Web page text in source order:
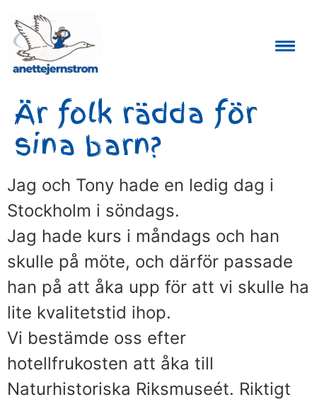
Är folk rädda för
sina barn?
Jag och Tony hade en ledig dag i
Stockholm i söndags.
Jag hade kurs i måndags och han
skulle på möte, och därför passade
han på att åka upp för att vi skulle ha
lite kvalitetstid ihop.
Vi bestämde oss efter
hotellfrukosten att åka till
Naturhistoriska Riksmuseét. Riktigt